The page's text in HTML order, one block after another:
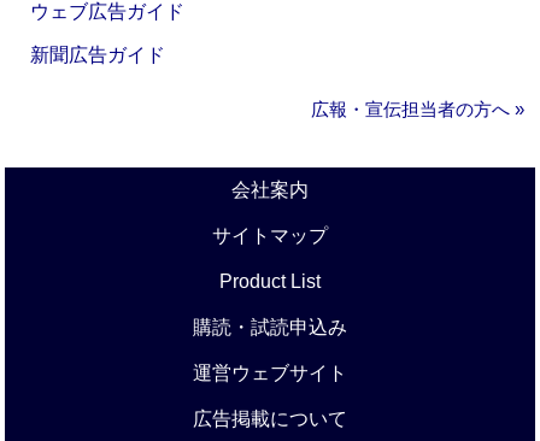
ウェブ広告ガイド
新聞広告ガイド
広報・宣伝担当者の方へ »
会社案内
サイトマップ
Product List
購読・試読申込み
運営ウェブサイト
広告掲載について